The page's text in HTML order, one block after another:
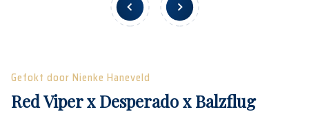
Gefokt door Nienke Haneveld
Red Viper x Desperado x Balzflug